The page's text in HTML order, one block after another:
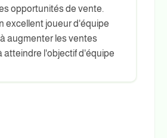
opportunités de vente.
excellent joueur d'équipe
augmenter les ventes
atteindre l'objectif d'équipe